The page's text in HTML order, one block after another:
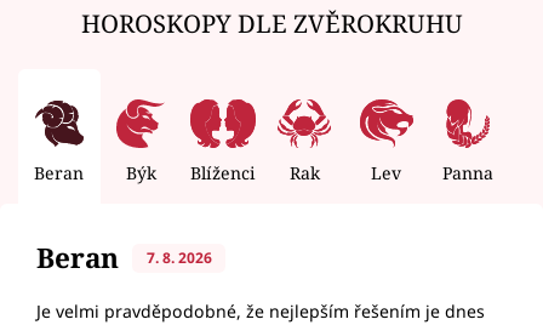
HOROSKOPY DLE ZVĚROKRUHU
Beran Býk Blíženci Rak Lev Panna
Beran 7. 8. 2026
Je velmi pravděpodobné, že nejlepším řešením je dnes